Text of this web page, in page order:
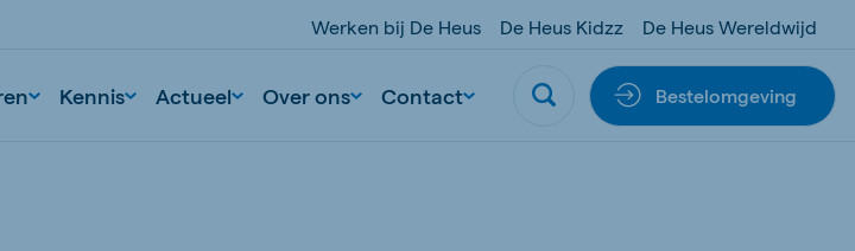
Werken bij De Heus De Heus Kidzz De Heus Wereldwijd
Kennis Actueel Over ons Contact Bestelomgeving